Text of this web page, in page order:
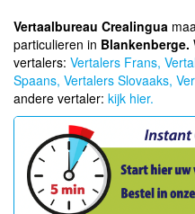
Vertaalbureau Crealingua
particulieren in Blankenberge.
vertalers: Vertalers Frans,
Spaans, Vertalers Slovaaks,
andere vertaler: kijk hier.